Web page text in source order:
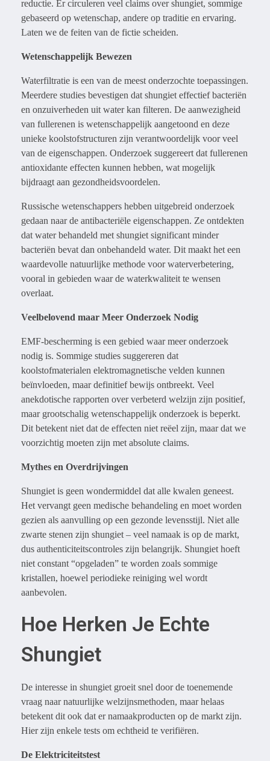
reductie. Er circuleren veel claims over shungiet, sommige
gebaseerd op wetenschap, andere op traditie en ervaring.
Laten we de feiten van de fictie scheiden.
Wetenschappelijk Bewezen
Waterfiltratie is een van de meest onderzochte toepassingen.
Meerdere studies bevestigen dat shungiet effectief bacteriën
en onzuiverheden uit water kan filteren. De aanwezigheid
van fullerenen is wetenschappelijk aangetoond en deze
unieke koolstofstructuren zijn verantwoordelijk voor veel
van de eigenschappen. Onderzoek suggereert dat fullerenen
antioxidante effecten kunnen hebben, wat mogelijk
bijdraagt aan gezondheidsvoordelen.
Russische wetenschappers hebben uitgebreid onderzoek
gedaan naar de antibacteriële eigenschappen. Ze ontdekten
dat water behandeld met shungiet significant minder
bacteriën bevat dan onbehandeld water. Dit maakt het een
waardevolle natuurlijke methode voor waterverbetering,
vooral in gebieden waar de waterkwaliteit te wensen
overlaat.
Veelbelovend maar Meer Onderzoek Nodig
EMF-bescherming is een gebied waar meer onderzoek
nodig is. Sommige studies suggereren dat
koolstofmaterialen elektromagnetische velden kunnen
beïnvloeden, maar definitief bewijs ontbreekt. Veel
anekdotische rapporten over verbeterd welzijn zijn positief,
maar grootschalig wetenschappelijk onderzoek is beperkt.
Dit betekent niet dat de effecten niet reëel zijn, maar dat we
voorzichtig moeten zijn met absolute claims.
Mythes en Overdrijvingen
Shungiet is geen wondermiddel dat alle kwalen geneest.
Het vervangt geen medische behandeling en moet worden
gezien als aanvulling op een gezonde levensstijl. Niet alle
zwarte stenen zijn shungiet – veel namaak is op de markt,
dus authenticiteitscontroles zijn belangrijk. Shungiet hoeft
niet constant “opgeladen” te worden zoals sommige
kristallen, hoewel periodieke reiniging wel wordt
aanbevolen.
Hoe Herken Je Echte
Shungiet
De interesse in shungiet groeit snel door de toenemende
vraag naar natuurlijke welzijnsmethoden, maar helaas
betekent dit ook dat er namaakproducten op de markt zijn.
Hier zijn enkele tests om echtheid te verifiëren.
De Elektriciteitstest